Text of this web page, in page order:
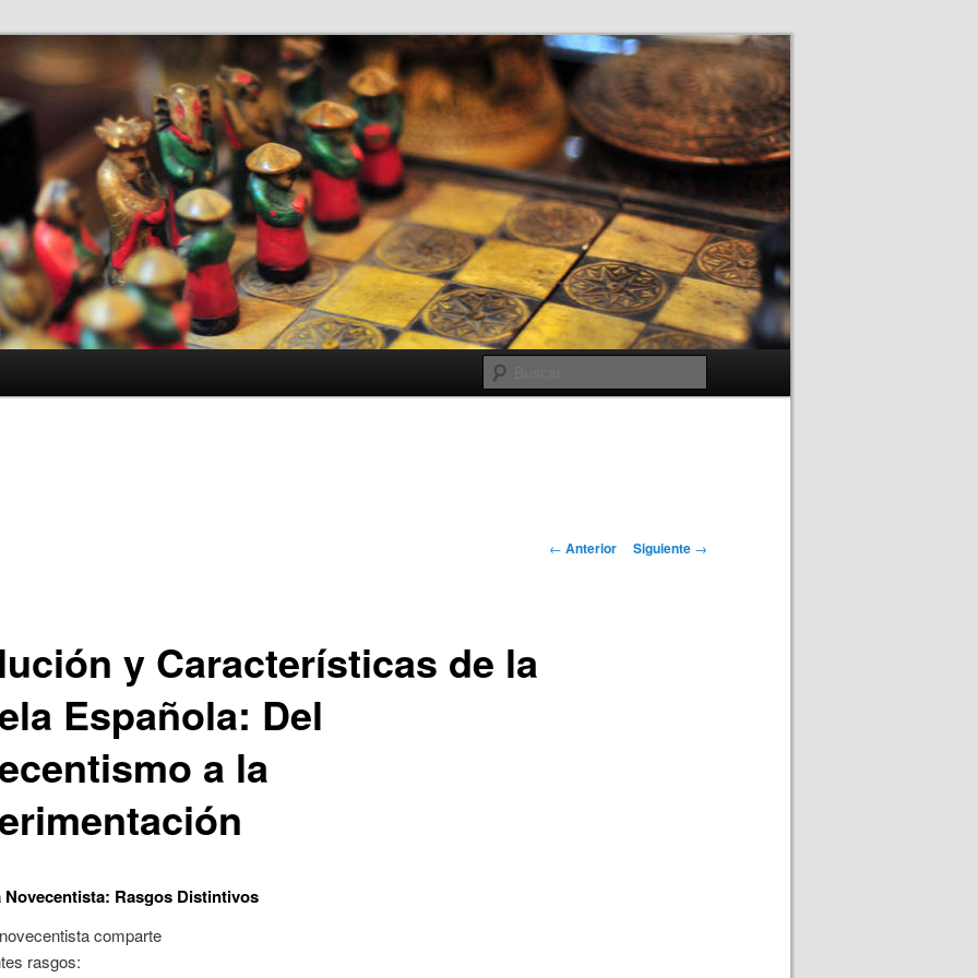
de Bachillerato
Navegación
← Anterior Siguiente →
y Características de la
Española: Del
a la
Novecentista: Rasgos Distintivos
comparte
rasgos: